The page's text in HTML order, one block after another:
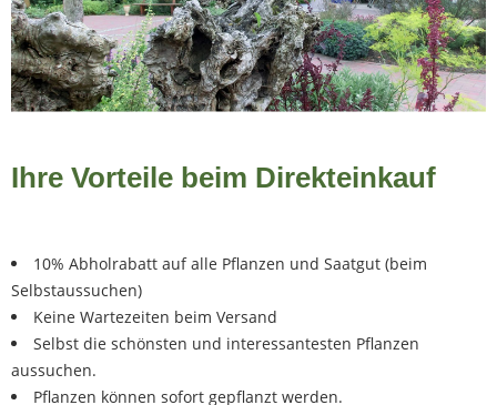
Ihre Vorteile beim Direkteinkauf
10% Abholrabatt auf alle Pflanzen und Saatgut (beim
Selbstaussuchen)
Keine Wartezeiten beim Versand
Selbst die schönsten und interessantesten Pflanzen
aussuchen.
Pflanzen können sofort gepflanzt werden.